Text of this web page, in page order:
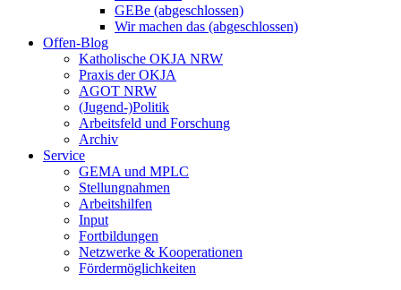
GEBe (abgeschlossen)
Wir machen das (abgeschlossen)
Offen-Blog
Katholische OKJA NRW
Praxis der OKJA
AGOT NRW
(Jugend-)Politik
Arbeitsfeld und Forschung
Archiv
Service
GEMA und MPLC
Stellungnahmen
Arbeitshilfen
Input
Fortbildungen
Netzwerke & Kooperationen
Fördermöglichkeiten